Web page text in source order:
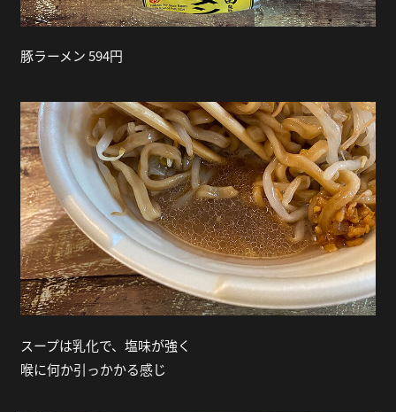
豚ラーメン 594円
スープは乳化で、塩味が強く
喉に何か引っかかる感じ